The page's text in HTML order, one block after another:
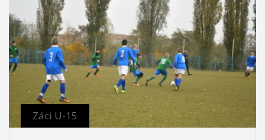
Záci U-15